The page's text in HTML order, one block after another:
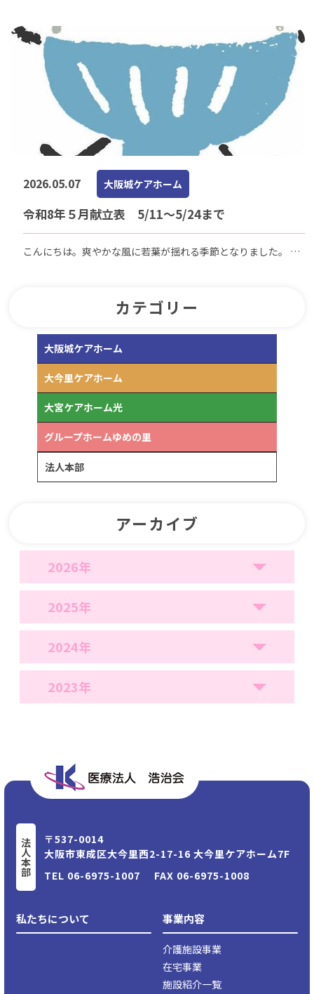
2026.05.07 大阪城ケアホーム
令和8年５月献立表 5/11～5/24まで
こんにちは。爽やかな風に若葉が揺れる季節となりました。 今
カテゴリー
大阪城ケアホーム
大今里ケアホーム
大宮ケアホーム光
グループホームゆめの里
法人本部
アーカイブ
2026年
2025年
2024年
2023年
法人本部
〒537-0014
大阪市東成区大今里⻄2-17-16 大今里ケアホーム7F
TEL 06-6975-1007 FAX 06-6975-1008
私たちについて 事業内容
介護施設事業
在宅事業
施設紹介一覧